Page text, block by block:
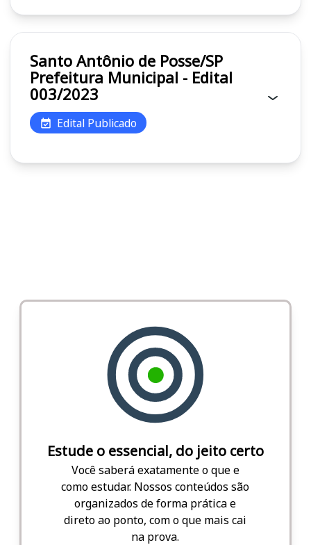
Santo Antônio de Posse/SP
Prefeitura Municipal - Edital
003/2023
Edital Publicado
Estude o essencial, do jeito certo
Você saberá exatamente o que e
como estudar. Nossos conteúdos são
organizados de forma prática e
direto ao ponto, com o que mais cai
na prova.